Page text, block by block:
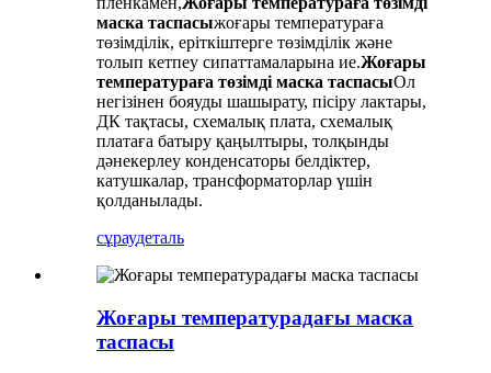
маска таспасыжоғары температураға
төзімділік, еріткіштерге төзімділік және
толып кетпеу сипаттамаларына ие.Жоғары
температураға төзімді маска таспасыОл
негізінен бояуды шашырату, пісіру лактары,
ДК тақтасы, схемалық плата, схемалық
платаға батыру қаңылтыры, толқынды
дәнекерлеу конденсаторы белдіктер,
катушкалар, трансформаторлар үшін
қолданылады.
сұраудеталь
Жоғары температурадағы маска
таспасы